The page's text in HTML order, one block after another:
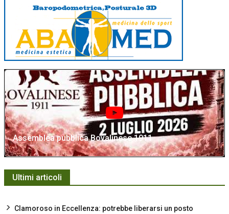
Assemblea pubblica Bovalinese 1911
Ultimi articoli
Clamoroso in Eccellenza: potrebbe liberarsi un posto